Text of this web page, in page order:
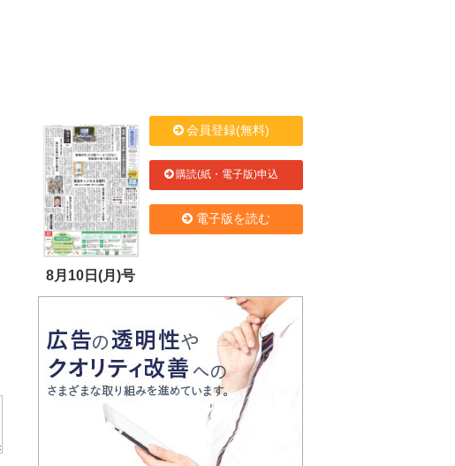
8月10日(月)号
会員登録(無料)
購読(紙・電子版)申込
電子版を読む